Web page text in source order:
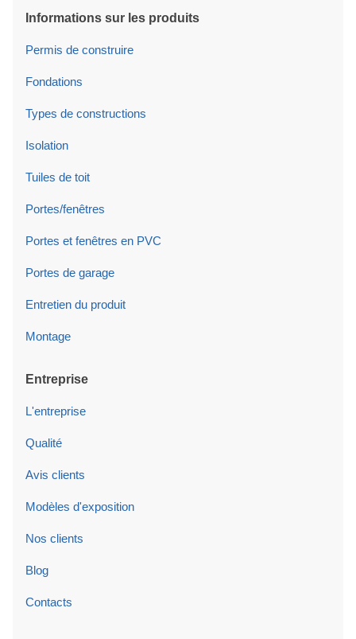
Informations sur les produits
Permis de construire
Fondations
Types de constructions
Isolation
Tuiles de toit
Portes/fenêtres
Portes et fenêtres en PVC
Portes de garage
Entretien du produit
Montage
Entreprise
L'entreprise
Qualité
Avis clients
Modèles d'exposition
Nos clients
Blog
Contacts